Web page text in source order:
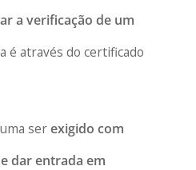
a verificação de um
é através do certificado
serexigido com
dar entrada em